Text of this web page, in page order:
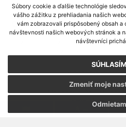
Súbory cookie a ďalšie technológie
vášho zážitku z prehliadania našich
vám zobrazovali prispôsobený obsah a
návštevnosti našich webových stránok a
návštevníci
SÚHLASÍM
Odmietam
Zmeniť moje
využite možnosť získavania
CMS systém (redakčný) systém
webex.digital, s.r.o.,
Posledná aktualizácia:
Vytlačiť stránku|